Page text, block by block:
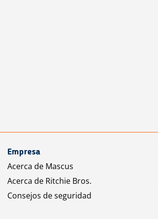
Empresa
Acerca de Mascus
Acerca de Ritchie Bros.
Consejos de seguridad